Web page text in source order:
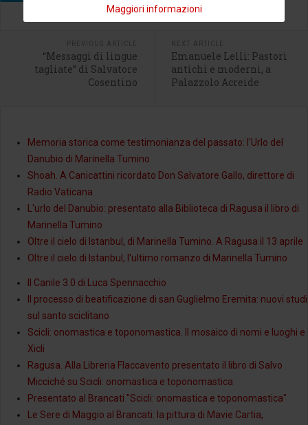
PREVIOUS ARTICLE
“Messaggi di lingue
tagliate” di Salvatore
Cosentino
NEXT ARTICLE
Emanuele Lelli: Pastori
antichi e moderni, a
Palazzolo Acreide
Memoria storica come testimonianza del passato: l'Urlo del
Danubio di Marinella Tumino
Shoah. A Canicattini ricordato Don Salvatore Gallo, direttore di
Radio Vaticana
L'urlo del Danubio: presentato alla Biblioteca di Ragusa il libro di
Marinella Tumino
Oltre il cielo di Istanbul, di Marinella Tumino. A Ragusa il 13 aprile
Oltre il cielo di Istanbul, l'ultimo romanzo di Marinella Tumino
Il Canile 3.0 di Luca Spennacchio
Il processo di beatificazione di san Guglielmo Eremita: nuovi studi
sul santo sciclitano
Scicli: onomastica e toponomastica. Il mosaico di nomi e luoghi e
Xicli
Ragusa. Alla Libreria Flaccavento presentato il libro di Salvo
Micciché su Scicli: onomastica e toponomastica
Presentato al Brancati "Scicli: onomastica e toponomastica"
Le Sere di Maggio al Brancati: la pittura di Mavie Cartia,
Maggiori informazioni